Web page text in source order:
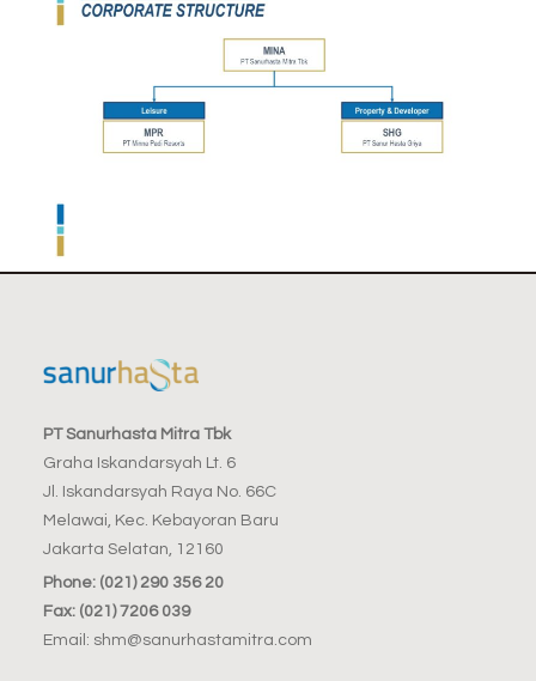
PT Sanurhasta Mitra Tbk
Graha Iskandarsyah Lt. 6
Jl. Iskandarsyah Raya No. 66C
Melawai, Kec. Kebayoran Baru
Jakarta Selatan, 12160
Phone: (021) 290 356 20
Fax: (021) 7206 039
Email: shm@sanurhastamitra.com